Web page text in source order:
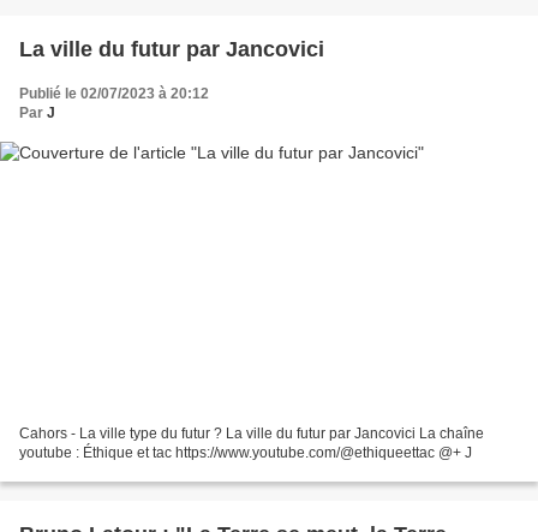
La ville du futur par Jancovici
Publié le 02/07/2023 à 20:12
Par J
Cahors - La ville type du futur ? La ville du futur par Jancovici La chaîne
youtube : Éthique et tac https://www.youtube.com/@ethiqueettac @+ J